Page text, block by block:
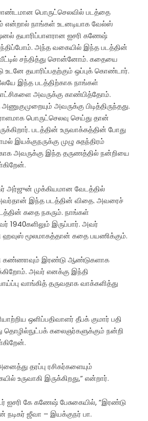
பொருட்செலவில் படத்தை
என்றால் நாங்கள் உடனடியாக வேல்ஸ்
தயாரிப்பாளரான ஐசரி கணேஷ்
அந்த வகையில் இந்த படத்தின்
சந்தித்து சொன்னோம். கதையை
உடனே தயாரிப்பதற்கும் ஒப்புக் கொண்டார்.
இந்த படத்திற்காக நாங்கள்
அவருக்கு காண்பித்தோம்.
அவருக்கு பிடித்திருந்தது.
பொருட்செலவு செய்து தான்
படத்தின் உருவாக்கத்தின் போது
இயக்குநருக்கு முழு சுதந்திரம்
அவருக்கு இந்த தருணத்தில் நன்றியை
அர்ஜுன் முக்கியமான வேடத்தில்
அவர்தான் இந்த படத்தின் விதை. அவரைச்
கதை நகரும். நாங்கள்
1940களிலும் இருப்பார். அவர்
ஹவுஸ் மூலமாகத்தான் கதை பயணிக்கும்.
கண்ணாவும் இரண்டு ஆண்டுகளாக
அவர் எனக்கு இந்தி
வாங்கித் தருவதாக வாக்களித்து
ஒளிப்பதிவாளர் தீபக் குமார் பதி
கலைஞர்களுக்கும் நன்றி
தரப்பு ரசிகர்களையும்
உருவாகி இருக்கிறது,” என்றார்.
ஐசரி கே கணேஷ் பேசுகையில், ”இரண்டு
நடிகர் ஜீவா – இயக்குநர் பா.